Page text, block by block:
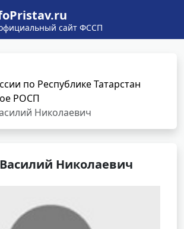
сайт ФССП
по Республике Татарстан
РОСП
Николаевич
Николаевич